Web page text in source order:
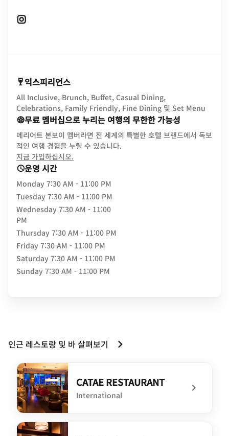
익스피리언스
All Inclusive, Brunch, Buffet, Casual Dining,
Celebrations, Family Friendly, Fine Dining 및 Set Menu
무료 멤버십으로 누리는 여행의 무한한 가능성
메리어트 본보이 멤버라면 전 세계의 특별한 호텔 브랜드에서 독보
적인 여행 경험을 누릴 수 있습니다.
지금 가입하십시오.
운영 시간
Monday 7:30 AM - 11:00 PM
Tuesday 7:30 AM - 11:00 PM
Wednesday 7:30 AM - 11:00
PM
Thursday 7:30 AM - 11:00 PM
Friday 7:30 AM - 11:00 PM
Saturday 7:30 AM - 11:00 PM
Sunday 7:30 AM - 11:00 PM
인근 레스토랑 및 바 살펴보기
CATAE RESTAURANT
International
undefined CATAE RESTAURANT